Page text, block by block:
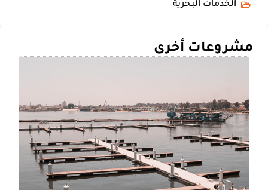
الخدمات البحرية
مشروعات أخرى